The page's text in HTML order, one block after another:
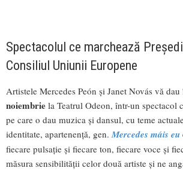
Spectacolul ce marchează
Consiliul Uniunii Europene
Artistele Mercedes Peón și Janet Novás vă
noiembrie la Teatrul Odeon, într-un spectacol
pe care o dau muzica și dansul, cu teme
identitate, apartenență, gen.Mercedes máis eu
fiecare pulsație și fiecare ton, fiecare voce și
măsura sensibilității celor două artiste și ne